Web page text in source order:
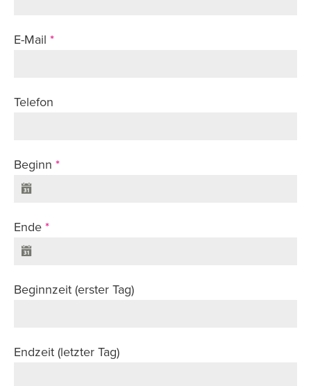
E-Mail *
Telefon
Beginn *
Ende *
Beginnzeit (erster Tag)
Endzeit (letzter Tag)